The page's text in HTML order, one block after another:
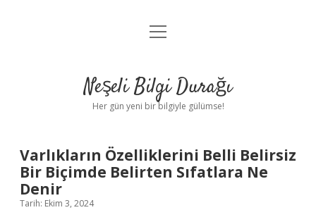
Anasayfa
Yasal Uyarı
menüyü
Neşeli Bilgi Durağı
Her gün yeni bir bilgiyle gülümse!
Varlıkların Özelliklerini Belli Belirsiz
Bir Biçimde Belirten Sıfatlara Ne
Denir
Tarih: Ekim 3, 2024